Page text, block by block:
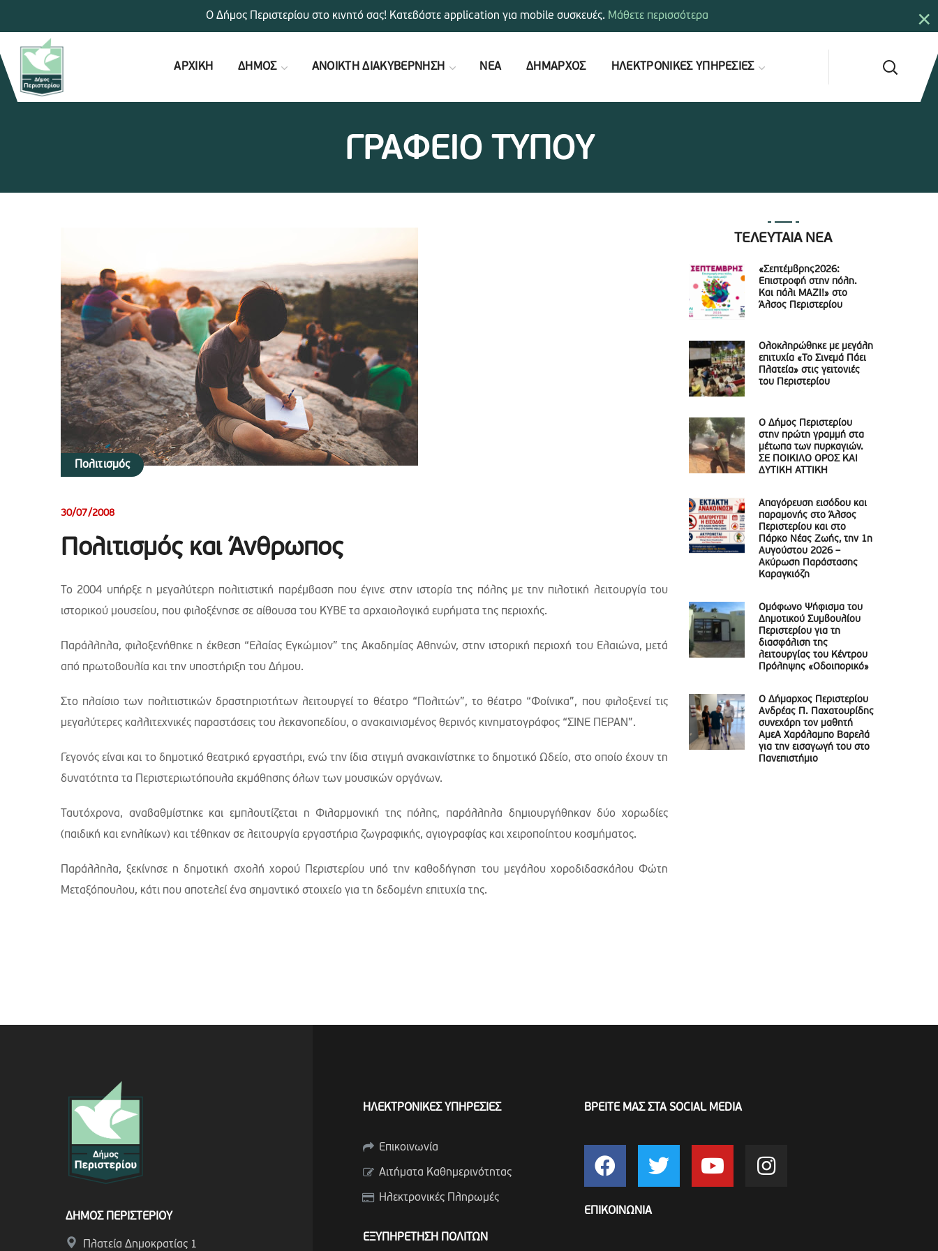
ΑΡΧΙΚΗ ΔΗΜΟΣ ΑΝΟΙΚΤΗ ΔΙΑΚΥΒΕΡΝΗΣΗ ΝΕΑ ΔΗΜΑΡΧΟΣ ΗΛΕΚΤΡΟΝΙΚΕΣ ΥΠΗΡΕΣΙΕΣ
ΓΡΑΦΕΙΟ ΤΥΠΟΥ
Πολιτισμός
30/07/2008
Πολιτισμός και Άνθρωπος
Το 2004 υπήρξε η μεγαλύτερη πολιτιστική παρέμβαση που έγινε στην ιστορία της πόλης με την πιλοτική λειτουργία του
ιστορικού μουσείου, που φιλοξένησε σε αίθουσα του ΚΥΒΕ τα αρχαιολογικά ευρήματα της περιοχής.
Παράλληλα, φιλοξενήθηκε η έκθεση “Ελαίας Εγκώμιον” της Ακαδημίας Αθηνών, στην ιστορική περιοχή του Ελαιώνα, μετά
από πρωτοβουλία και την υποστήριξη του Δήμου.
Στο πλαίσιο των πολιτιστικών δραστηριοτήτων λειτουργεί το θέατρο “Πολιτών”, το θέατρο “Φοίνικα”, που φιλοξενεί τις
μεγαλύτερες καλλιτεχνικές παραστάσεις του λεκανοπεδίου, ο ανακαινισμένος θερινός κινηματογράφος “ΣΙΝΕ ΠΕΡΑΝ”.
Γεγονός είναι και το δημοτικό θεατρικό εργαστήρι, ενώ την ίδια στιγμή ανακαινίστηκε το δημοτικό Ωδείο, στο οποίο έχουν τη
δυνατότητα τα Περιστεριωτόπουλα εκμάθησης όλων των μουσικών οργάνων.
Ταυτόχρονα, αναβαθμίστηκε και εμπλουτίζεται η Φιλαρμονική της πόλης, παράλληλα δημιουργήθηκαν δύο χορωδίες
(παιδική και ενηλίκων) και τέθηκαν σε λειτουργία εργαστήρια ζωγραφικής, αγιογραφίας και χειροποίητου κοσμήματος.
Παράλληλα, ξεκίνησε η δημοτική σχολή χορού Περιστερίου υπό την καθοδήγηση του μεγάλου χοροδιδασκάλου Φώτη
Μεταξόπουλου, κάτι που αποτελεί ένα σημαντικό στοιχείο για τη δεδομένη επιτυχία της.
ΤΕΛΕΥΤΑΙΑ ΝΕΑ
«Σεπτέμβρης2026:
Επιστροφή στην πόλη.
Και πάλι ΜΑΖΙ!» στο
Άλσος Περιστερίου
Ολοκληρώθηκε με μεγάλη
επιτυχία «Το Σινεμά Πάει
Πλατεία» στις γειτονιές
του Περιστερίου
Ο Δήμος Περιστερίου
στην πρώτη γραμμή στα
μέτωπα των πυρκαγιών.
ΣΕ ΠΟΙΚΙΛΟ ΟΡΟΣ ΚΑΙ
ΔΥΤΙΚΗ ΑΤΤΙΚΗ
Απαγόρευση εισόδου και
παραμονής στο Άλσος
Περιστερίου και στο
Πάρκο Νέας Ζωής, την 1η
Αυγούστου 2026 –
Ακύρωση Παράστασης
Καραγκιόζη
Ομόφωνο Ψήφισμα του
Δημοτικού Συμβουλίου
Περιστερίου για τη
διασφάλιση της
λειτουργίας του Κέντρου
Πρόληψης «Οδοιπορικό»
Ο Δήμαρχος Περιστερίου
Ανδρέας Π. Παχατουρίδης
συνεχάρη τον μαθητή
ΑμεΑ Χαράλαμπο Βαρελά
για την εισαγωγή του στο
Πανεπιστήμιο
ΔΗΜΟΣ ΠΕΡΙΣΤΕΡΙΟΥ
Πλατεία Δημοκρατίας 1
ΗΛΕΚΤΡΟΝΙΚΕΣ ΥΠΗΡΕΣΙΕΣ
Επικοινωνία
Αιτήματα Καθημερινότητας
Ηλεκτρονικές Πληρωμές
ΕΞΥΠΗΡΕΤΗΣΗ ΠΟΛΙΤΩΝ
ΒΡΕΙΤΕ ΜΑΣ ΣΤΑ SOCIAL MEDIA
ΕΠΙΚΟΙΝΩΝΙΑ
×
Ο Δήμος Περιστερίου στο κινητό σας! Κατεβάστε application για mobile συσκευές. Μάθετε περισσότερα